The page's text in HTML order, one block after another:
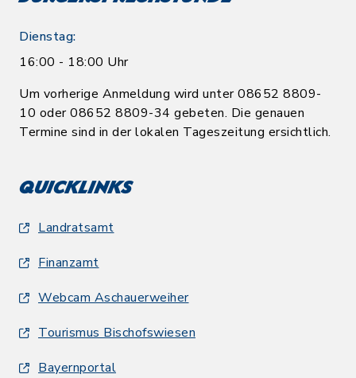
Dienstag:
16:00 - 18:00 Uhr
Um vorherige Anmeldung wird unter 08652 8809-
10 oder 08652 8809-34 gebeten. Die genauen
Termine sind in der lokalen Tageszeitung ersichtlich.
Quicklinks
Landratsamt
Finanzamt
Webcam Aschauerweiher
Tourismus Bischofswiesen
Bayernportal